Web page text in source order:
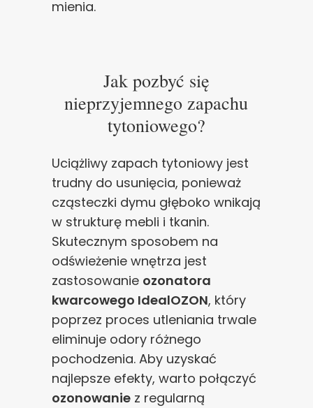
mienia.
Jak pozbyć się
nieprzyjemnego zapachu
tytoniowego?
Uciążliwy zapach tytoniowy jest
trudny do usunięcia, ponieważ
cząsteczki dymu głęboko wnikają
w strukturę mebli i tkanin.
Skutecznym sposobem na
odświeżenie wnętrza jest
zastosowanie ozonatora
kwarcowego IdealOZON, który
poprzez proces utleniania trwale
eliminuje odory różnego
pochodzenia. Aby uzyskać
najlepsze efekty, warto połączyć
ozonowanie z regularną